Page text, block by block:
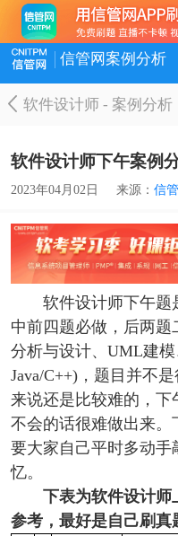
信管网案例分析
软件设计师- 案例分析
软件设计师下午案例
2023年04月02日 来源： 信
软件设计师下午题
中前四题必做，后两
分析与设计、UML建模
Java/C++)，题目并不
来说还是比较难的，下
不会的话很难做出来
要大家自己平时多动
忆。
下表为软件设计师
参考，最好是自己刷真